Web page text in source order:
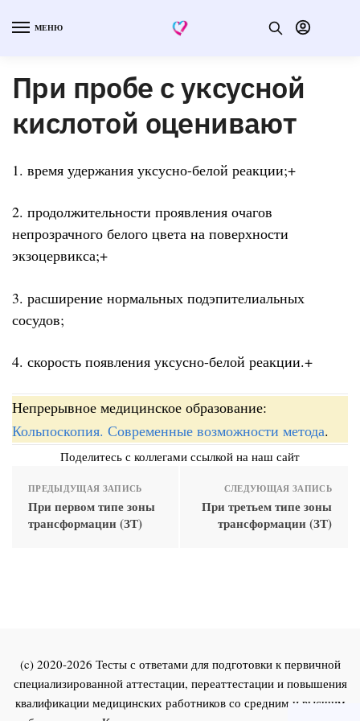
МЕНЮ
При пробе с уксусной
кислотой оценивают
1. время удержания уксусно-белой реакции;+
2. продолжительности проявления очагов
непрозрачного белого цвета на поверхности
экзоцервикса;+
3. расширение нормальных подэпителиальных
сосудов;
4. скорость появления уксусно-белой реакции.+
Непрерывное медицинское образование:
Кольпоскопия. Современные возможности метода.
Поделитесь с коллегами ссылкой на наш сайт
ПРЕДЫДУЩАЯ ЗАПИСЬ
При первом типе зоны
трансформации (ЗТ)
СЛЕДУЮЩАЯ ЗАПИСЬ
При третьем типе зоны
трансформации (ЗТ)
(c) 2020-2026 Тесты с ответами для подготовки к первичной
специализированной аттестации, переаттестации и повышения
квалификации медицинских работников со средним и высшим